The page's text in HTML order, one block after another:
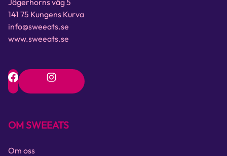
Jägerhorns väg 5
141 75 Kungens Kurva
info@sweeats.se
www.sweeats.se
OM SWEEATS
Om oss